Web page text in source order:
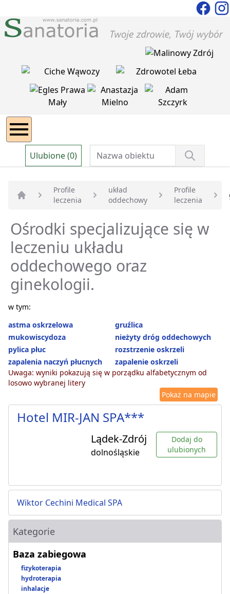
Ulubione (0)
Strona główna
Profile
leczenia
układ
oddechowy
Profile
leczenia
Ośrodki specjalizujące się w
leczeniu układu
oddechowego oraz
ginekologii.
w tym:
astma oskrzelowa
gruźlica
mukowiscydoza
nieżyty dróg oddechowych
pylica płuc
rozstrzenie oskrzeli
zapalenia naczyń płucnych
zapalenie oskrzeli
Uwaga: wyniki pokazują się w porządku alfabetycznym od
losowo wybranej litery
Pokaż na mapie
Hotel MIR-JAN SPA***
Lądek-Zdrój
dolnośląskie
Dodaj do
ulubionych
Wiktor Cechini Medical SPA
Kategorie
Baza zabiegowa
fizykoterapia
hydroterapia
inhalacje